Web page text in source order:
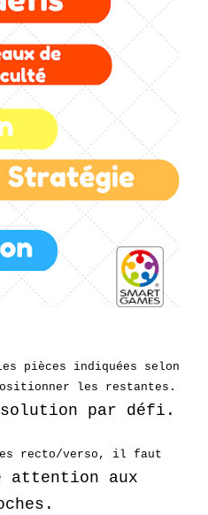
pièces indiquées selon
les restantes.
par défi.
recto/verso, il faut
attention aux